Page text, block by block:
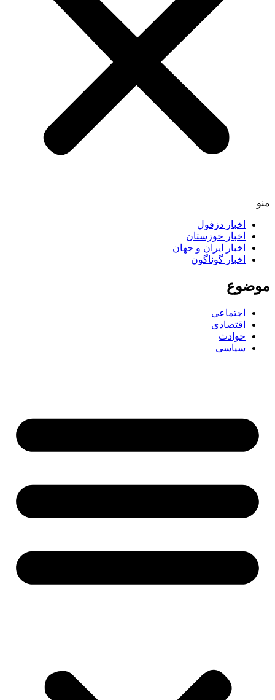
منو
اخبار دزفول
اخبار خوزستان
اخبار ایران و جهان
اخبار گوناگون
موضوع
اجتماعی
اقتصادی
حوادث
سیاسی